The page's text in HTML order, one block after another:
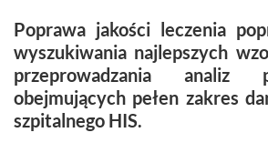
Poprawa jakości leczenia
wyszukiwania najlepszych
przeprowadzania analiz
obejmujących pełen zakres
szpitalnego HIS.